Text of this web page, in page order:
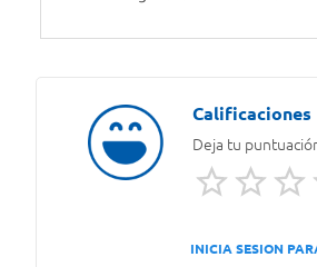
Deja tu
INICIA SESION